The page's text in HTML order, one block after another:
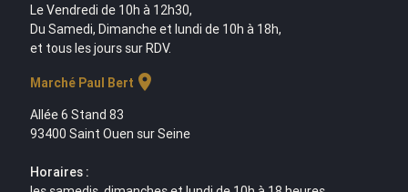
Le Vendredi de 10h à 12h30,
Du Samedi, Dimanche et lundi de 10h à 18h,
et tous les jours sur RDV.
Marché Paul Bert location_on
Allée 6 Stand 83
93400 Saint Ouen sur Seine
Horaires :